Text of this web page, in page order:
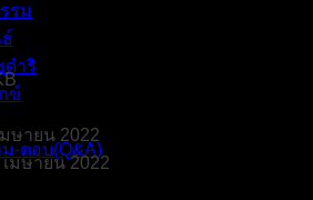
รม
ดำริ
ข์
-ตอบ(Q&A)
มษายน 2022
เมษายน 2022